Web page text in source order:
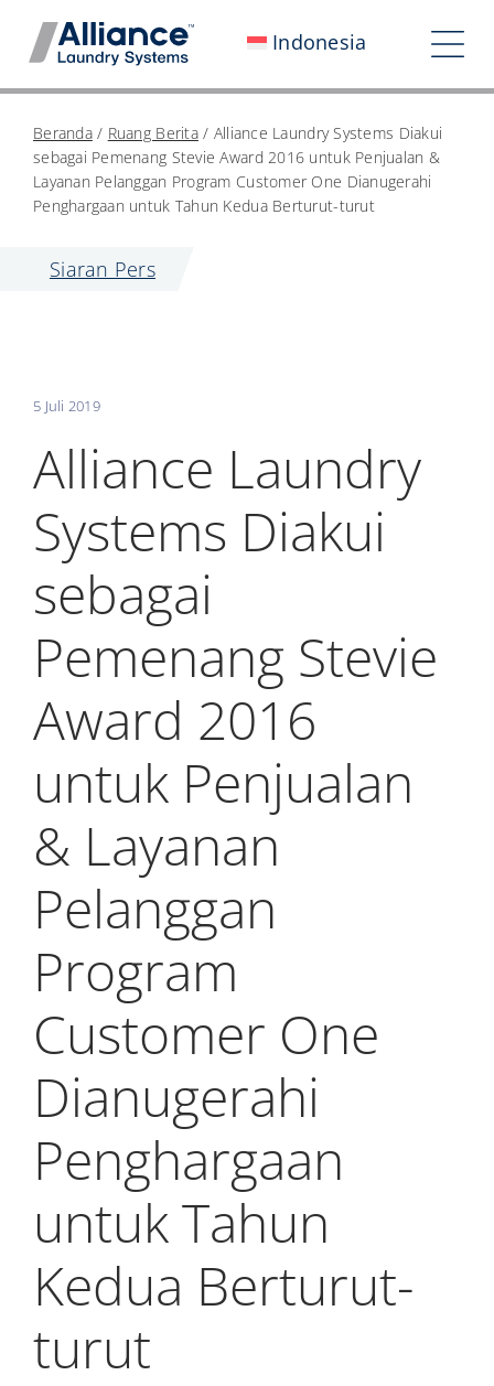
Indonesia
Bekerja Bersama Kami
Ruang Berita
Hubungi Kami
My Alliance
Beranda/ Ruang Berita/ Alliance Laundry Systems Diakui
sebagai Pemenang Stevie Award 2016 untuk Penjualan &
Layanan Pelanggan Program Customer One Dianugerahi
Penghargaan untuk Tahun Kedua Berturut-turut
Siaran Pers
5 Juli 2019
Alliance Laundry
Systems Diakui
sebagai
Pemenang Stevie
Award 2016
untuk Penjualan
& Layanan
Pelanggan
Program
Customer One
Dianugerahi
Penghargaan
untuk Tahun
Kedua Berturut-
turut